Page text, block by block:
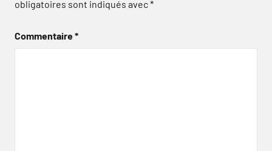
obligatoires sont indiqués avec*
Commentaire*